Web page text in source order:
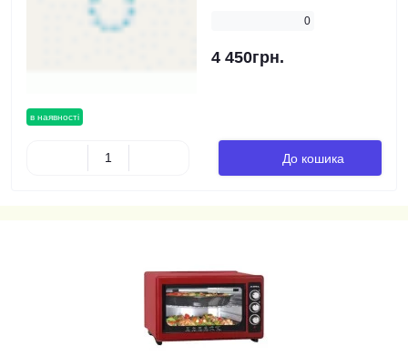
в наявності
0
4 450грн.
До кошика